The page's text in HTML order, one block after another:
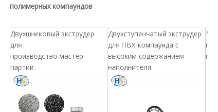
полимерных компаундов
Двухшнековый экструдер
для
производство мастер-
партии
Двухступенчатый экструдер
для ПВХ-компаунда с
высоким содержанием
наполнителя.